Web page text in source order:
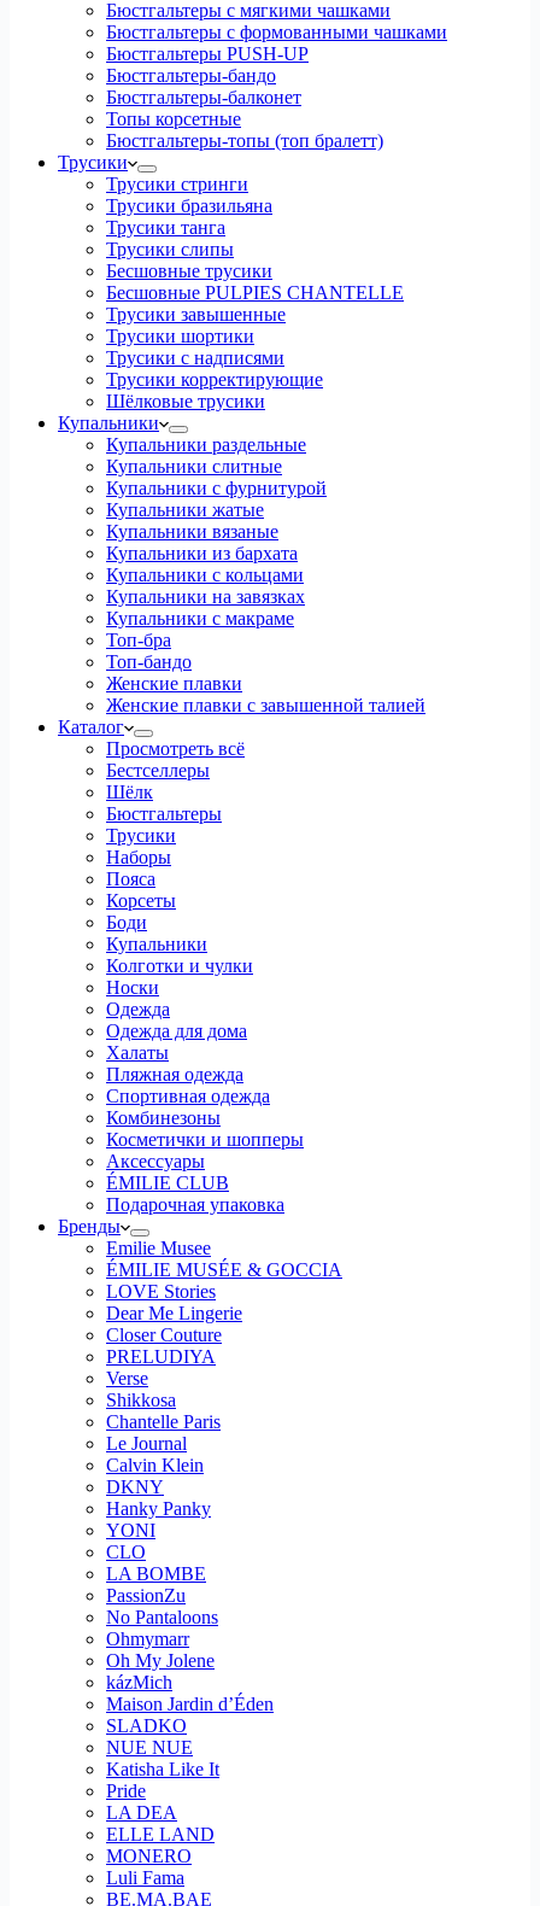
Бюстгальтеры с мягкими чашками
Бюстгальтеры с формованными чашками
Бюстгальтеры PUSH-UP
Бюстгальтеры-бандо
Бюстгальтеры-балконет
Топы корсетные
Бюстгальтеры-топы (топ бралетт)
Трусики
Трусики стринги
Трусики бразильяна
Трусики танга
Трусики слипы
Бесшовные трусики
Бесшовные PULPIES CHANTELLE
Трусики завышенные
Трусики шортики
Трусики с надписями
Трусики корректирующие
Шёлковые трусики
Купальники
Купальники раздельные
Купальники слитные
Купальники с фурнитурой
Купальники жатые
Купальники вязаные
Купальники из бархата
Купальники с кольцами
Купальники на завязках
Купальники с макраме
Топ-бра
Топ-бандо
Женские плавки
Женские плавки с завышенной талией
Каталог
Просмотреть всё
Бестселлеры
Шёлк
Бюстгальтеры
Трусики
Наборы
Пояса
Корсеты
Боди
Купальники
Колготки и чулки
Носки
Одежда
Одежда для дома
Халаты
Пляжная одежда
Спортивная одежда
Комбинезоны
Косметички и шопперы
Аксессуары
ÉMILIE CLUB
Подарочная упаковка
Бренды
Emilie Musee
ÉMILIE MUSÉE & GOCCIA
LOVE Stories
Dear Me Lingerie
Closer Couture
PRELUDIYA
Verse
Shikkosa
Chantelle Paris
Le Journal
Calvin Klein
DKNY
Hanky Panky
YONI
CLO
LA BOMBE
PassionZu
No Pantaloons
Ohmymarr
Oh My Jolene
kázMich
Maison Jardin d’Éden
SLADKO
NUE NUE
Katisha Like It
Pride
LA DEA
ELLE LAND
MONERO
Luli Fama
BE.MA.BAE